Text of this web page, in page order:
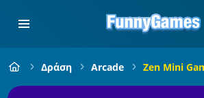
Δράση Arcade Zen Mini